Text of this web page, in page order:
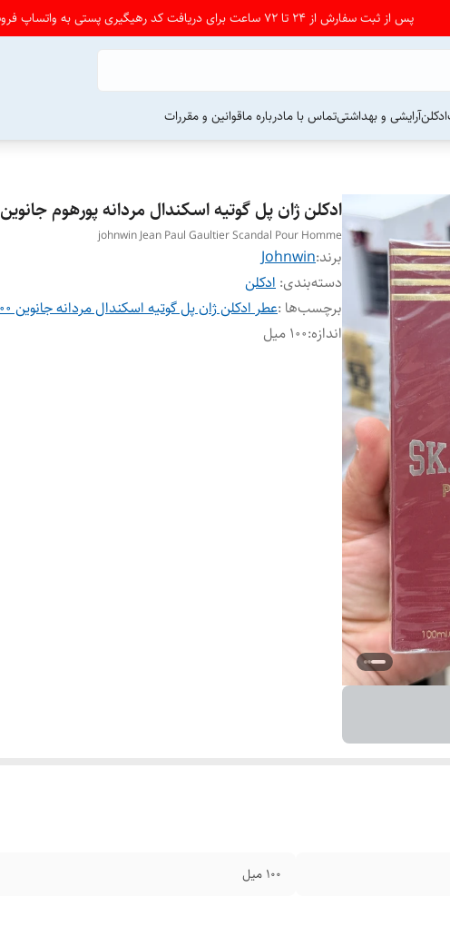
پس از ثبت سفارش از 24 تا 72 ساعت برای دریافت کد رهیگیری پستی به واتساپ فروشگاه 09164011655 پی ام بدین
ادکلنآرایشی و بهداشتیتماس با مادرباره ماقوانین و مقررات
ادکلن ژان پل گوتیه اسکندال مردانه پور‌هوم جانوین ۱۰۰ میل
johnwin Jean Paul Gaultier Scandal Pour Homme
برند:Johnwin
دسته‌بندی: ادکلن
برچسب‌ها :عطر ادکلن ژان پل گوتیه اسکندال مردانه جانوین ۱۰۰ میل اصل
اندازه:۱۰۰ میل
۱۰۰ میل